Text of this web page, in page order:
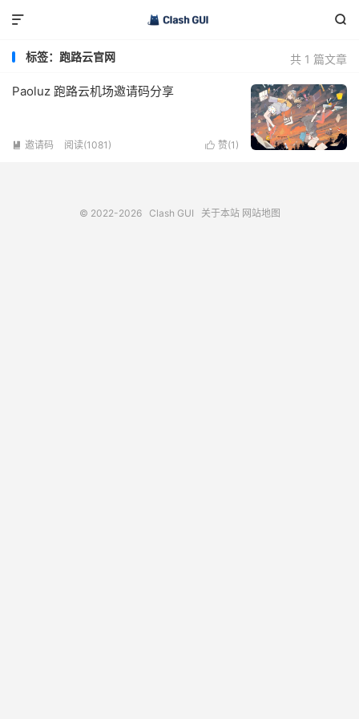


共 1 篇文章
标签：跑路云官网
Paoluz 跑路云机场邀请码分享
 赞(1 )
 邀请码 阅读(1081)
© 2022-2026 Clash GUI 关于本站 网站地图